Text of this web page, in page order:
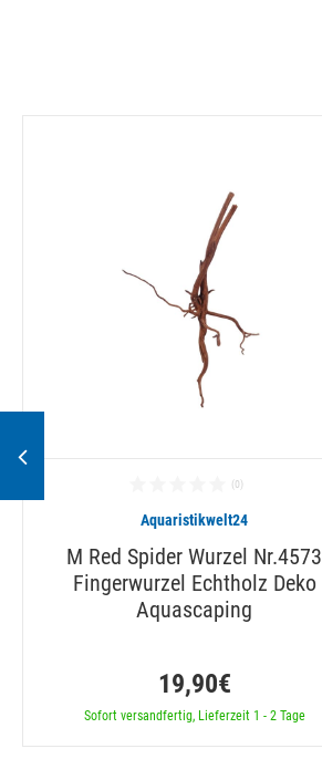
Aquaristikwelt24
M Red Spider Wurzel Nr.4573
Fingerwurzel Echtholz Deko
Aquascaping
19,90€
Sofort versandfertig, Lieferzeit 1 - 2 Tage